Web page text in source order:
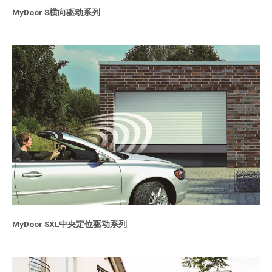
MyDoor S横向驱动系列
MyDoor SXL中央定位驱动系列